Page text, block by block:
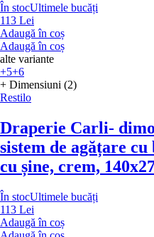
În stocUltimele bucăți
113 Lei
Adaugă în coș
Adaugă în coș
alte variante
+5+6
+ Dimensiuni (2)
Restilo
Draperie Carli-
sistem de agățare
cu șine, crem,
În stocUltimele bucăți
113 Lei
Adaugă în coș